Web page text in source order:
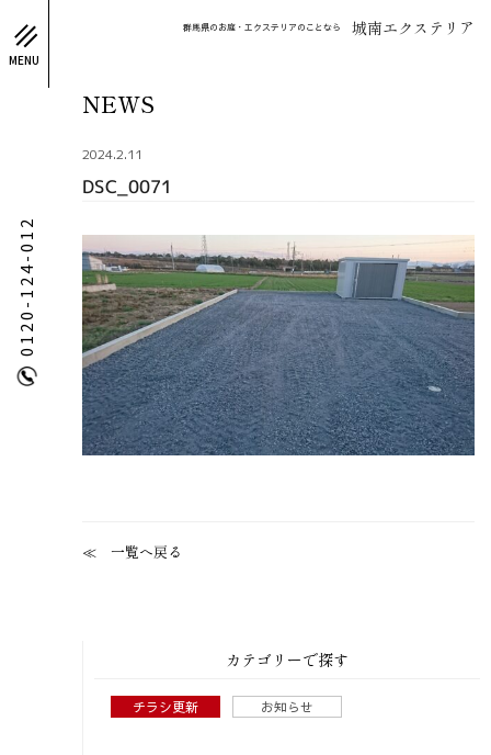
群馬県のお庭・エクステリアのことなら 城南エクステリア
MENU
0120-124-012
NEWS
2024.2.11
DSC_0071
一覧へ戻る
カテゴリーで探す
チラシ更新 お知らせ